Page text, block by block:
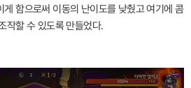
함으로써 이동의 난이도를 낮췄고 여기에 콤
작할 수 있도록 만들었다.